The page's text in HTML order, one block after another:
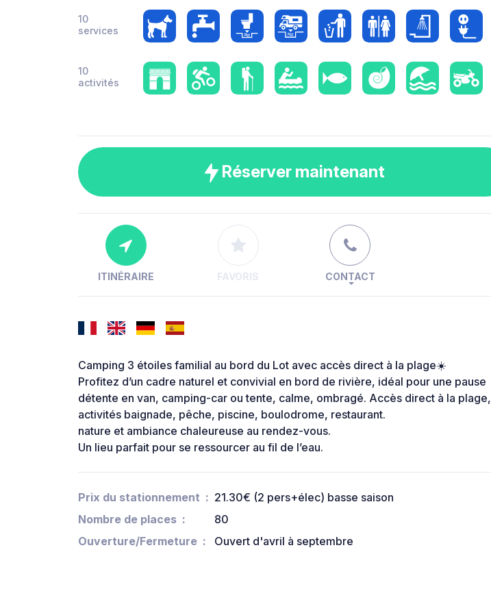
10
services
10
activités
Réserver maintenant
ITINÉRAIRE FAVORIS CONTACT
Camping 3 étoiles familial au bord du Lot avec accès direct à la plage☀️
Profitez d’un cadre naturel et convivial en bord de rivière, idéal pour une pause
détente en van, camping-car ou tente, calme, ombragé. Accès direct à la plage,
activités baignade, pêche, piscine, boulodrome, restaurant.
nature et ambiance chaleureuse au rendez-vous.
Un lieu parfait pour se ressourcer au fil de l’eau.
Prix du stationnement
21.30€ (2 pers+élec) basse saison
Nombre de places
80
Ouverture/Fermeture
Ouvert d'avril à septembre